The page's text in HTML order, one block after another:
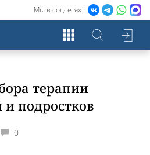
Мы в соцсетях:
терапии
и подростков
0